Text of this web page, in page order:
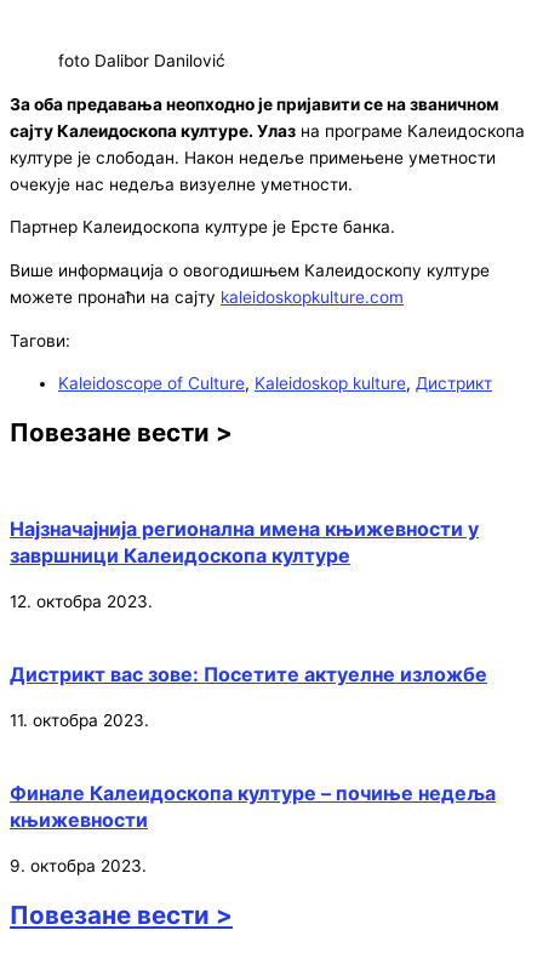
foto Dalibor Danilović
За оба предавања неопходно је пријавити се на званичном
сајту Калеидоскопа културе. Улаз на програме Калеидоскопа
културе је слободан. Након недеље примењене уметности
очекује нас недеља визуелне уметности.
Партнер Калеидоскопа културе је Ерсте банка.
Више информација о овогодишњем Калеидоскопу културе
можете пронаћи на сајту kaleidoskopkulture.com
Тагови:
Kaleidoscope of Culture, Kaleidoskop kulture, Дистрикт
Повезане вести >
Најзначајнија регионална имена књижевности у
завршници Калеидоскопа културе
12. октобра 2023.
Дистрикт вас зове: Посетите актуелне изложбе
11. октобра 2023.
Финале Калеидоскопа културе – почиње недеља
књижевности
9. октобра 2023.
Повезане вести >